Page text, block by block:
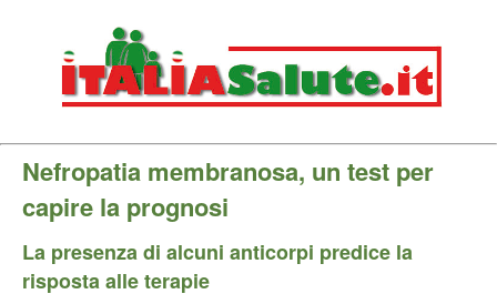
Nefropatia membranosa, un test per
capire la prognosi
La presenza di alcuni anticorpi predice la
risposta alle terapie